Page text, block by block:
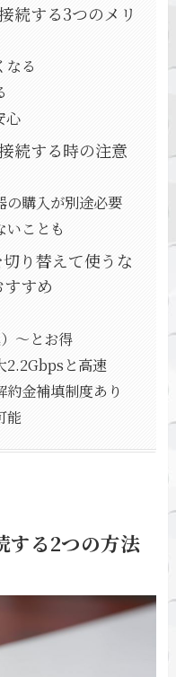
続する3つのメリ
なる
心
続する時の注意
の購入が別途必要
いことも
り替えて使うな
すめ
～とお得
2.2Gbpsと高速
金補填制度あり
能
する2つの方法